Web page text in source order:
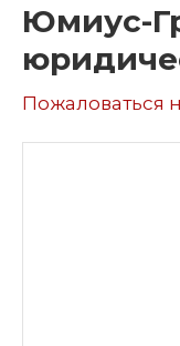
Юмиус-
Пожаловаться